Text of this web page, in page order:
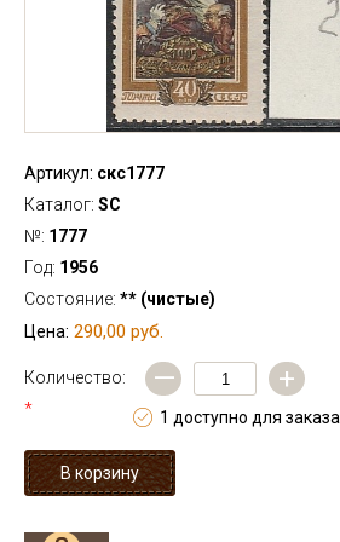
Артикул: скс1777
Каталог: SC
№: 1777
Год: 1956
Состояние: ** (чистые)
Цена: 290,00 руб.
Количество:
*
— +
1 доступно для заказа